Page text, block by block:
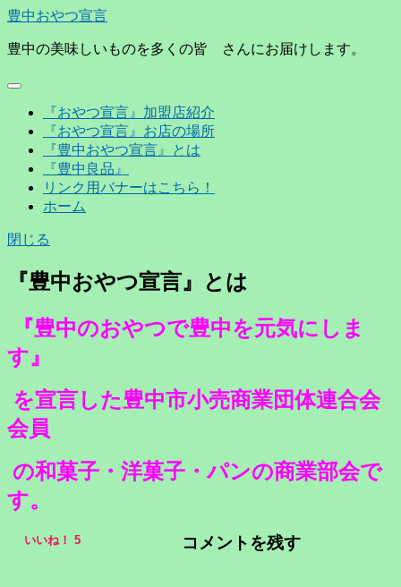
豊中おやつ宣言
豊中の美味しいものを多くの皆 さんにお届けします。
『おやつ宣言』加盟店紹介
『おやつ宣言』お店の場所
『豊中おやつ宣言』とは
『豊中良品』
リンク用バナーはこちら！
ホーム
閉じる
『豊中おやつ宣言』とは
『豊中のおやつで豊中を元気にしま
す』
を宣言した豊中市小売商業団体連合会
会員
の和菓子・洋菓子・パンの商業部会で
す。
コメントを残す